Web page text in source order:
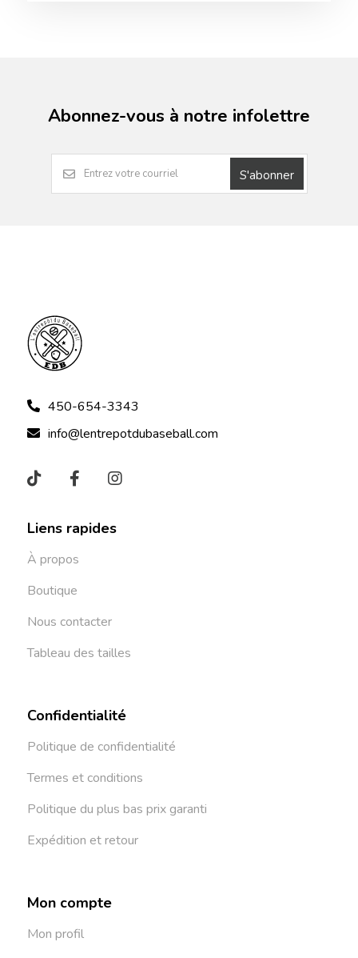
Abonnez-vous à notre infolettre
S'abonner
450-654-3343
info@lentrepotdubaseball.com
Liens rapides
À propos
Boutique
Nous contacter
Tableau des tailles
Confidentialité
Politique de confidentialité
Termes et conditions
Politique du plus bas prix garanti
Expédition et retour
Mon compte
Mon profil